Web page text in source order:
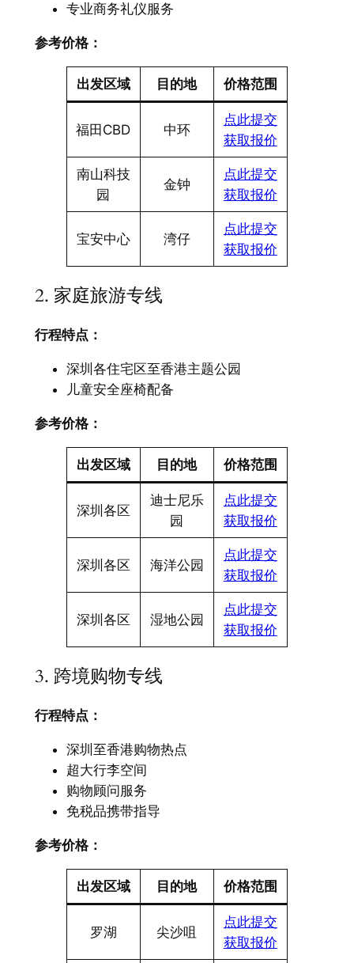
专业商务礼仪服务
参考价格：​
出发区域 目的地 价格范围
福田CBD 中环
点此提交
获取报价
南山科技
园
金钟
点此提交
获取报价
宝安中心 湾仔
点此提交
获取报价
2. 家庭旅游专线
行程特点：​
深圳各住宅区至香港主题公园
儿童安全座椅配备
参考价格：​
出发区域 目的地 价格范围
深圳各区
迪士尼乐
园
点此提交
获取报价
深圳各区 海洋公园
点此提交
获取报价
深圳各区 湿地公园
点此提交
获取报价
3. 跨境购物专线
行程特点：​
深圳至香港购物热点
超大行李空间
购物顾问服务
免税品携带指导
参考价格：​
出发区域 目的地 价格范围
罗湖 尖沙咀
点此提交
获取报价